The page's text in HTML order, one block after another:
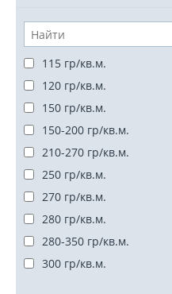
115 гр/кв.м.
120 гр/кв.м.
150 гр/кв.м.
150-200 гр/кв.м.
210-270 гр/кв.м.
250 гр/кв.м.
270 гр/кв.м.
280 гр/кв.м.
280-350 гр/кв.м.
300 гр/кв.м.